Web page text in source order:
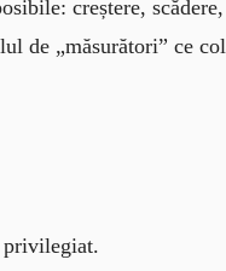
creștere,
de „măsurători” ce
privilegiat.